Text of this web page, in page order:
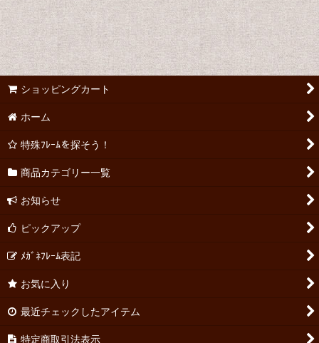
ショッピングカート
ホーム
特殊ﾌﾚｰﾑを探そう！
商品カテゴリー一覧
お知らせ
ピックアップ
ﾒｶﾞﾈﾌﾚｰﾑ表記
お気に入り
最近チェックしたアイテム
特定商取引法表示